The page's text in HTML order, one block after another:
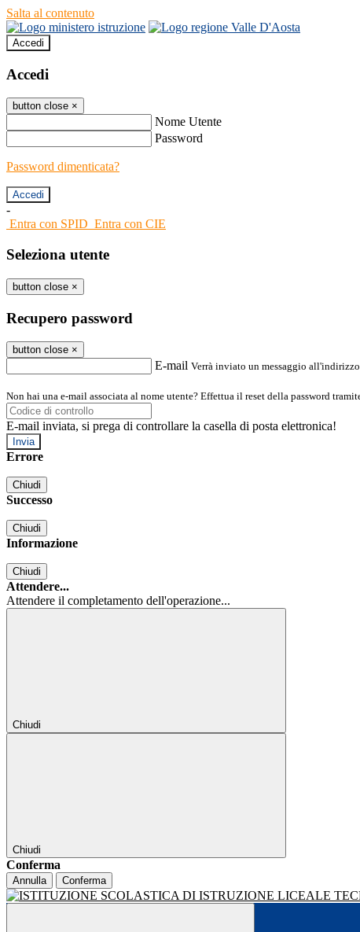
Salta al contenuto
Accedi
Accedi
button close ×
Nome Utente
Password
Password dimenticata?
-
Entra con SPID Entra con CIE
Seleziona utente
button close ×
Recupero password
button close ×
E-mail Verrà inviato un messaggio
Non hai una e-mail associata al nome utente? Effettua il reset della password
E-mail inviata, si prega di controllare la casella di posta elettronica!
Errore
Chiudi
Successo
Chiudi
Informazione
Chiudi
Attendere...
Attendere il completamento dell'operazione...
Chiudi
Chiudi
Conferma
Annulla Conferma